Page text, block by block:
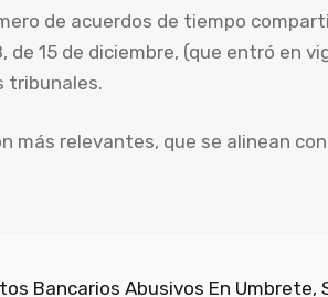
de acuerdos de tiempo
15 de diciembre, (que entró en
tribunales.
más relevantes, que se alinean
Bancarios Abusivos En Umbrete,